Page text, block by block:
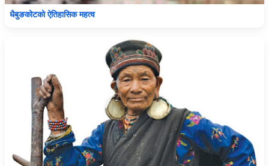
धैबुङकोटको ऐतिहासिक महत्व